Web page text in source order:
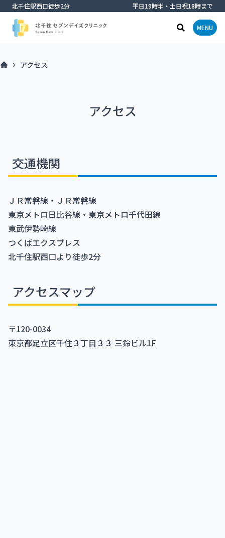
北千住駅西口徒歩2分 平日19時半・土日祝18時まで
検索窓オー
メニ
MENU
アクセス
アクセス
交通機関
ＪＲ常磐線・ＪＲ常磐線
東京メトロ日比谷線・東京メトロ千代田線
東武伊勢崎線
つくばエクスプレス
北千住駅西口より徒歩2分
アクセスマップ
〒120-0034
東京都足立区千住３丁目３３ 三鈴ビル1F